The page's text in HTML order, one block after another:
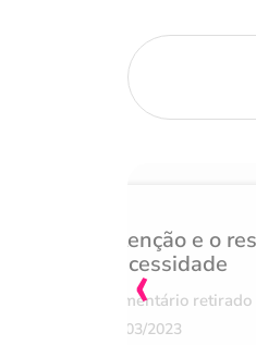
Atenção e o
necessidade
Comentário
07/03/2023
‹